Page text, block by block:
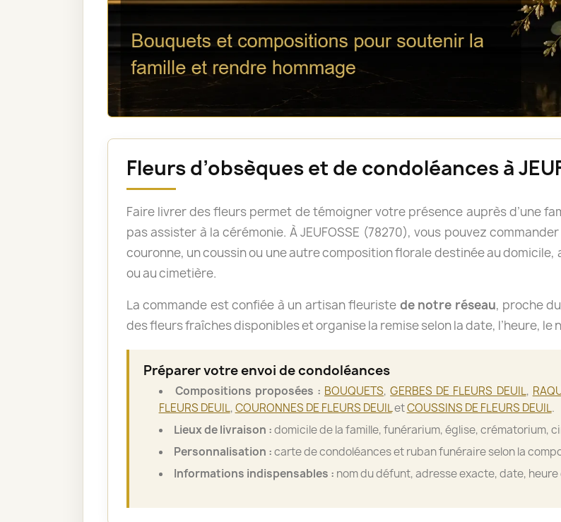
Fleurs d’obsèques et de condoléances à
Faire livrer des fleurs permet de témoigner votre présence auprès d’une
pas assister à la cérémonie. À JEUFOSSE (78270), vous pouvez
couronne, un coussin ou une autre composition florale destinée au
ou au cimetière.
La commande est confiée à un artisan fleuriste de notre réseau, proche
des fleurs fraîches disponibles et organise la remise selon la date, l’heure,
Préparer votre envoi de condoléances
Compositions proposées : BOUQUETS,GERBES DE FLEURS DEUIL,
FLEURS DEUIL,COURONNES DE FLEURS DEUILetCOUSSINS DE FLEURS DEUIL.
Lieux de livraison :domicile de la famille, funérarium, église, crématorium,
Personnalisation :carte de condoléances et ruban funéraire selon la
Informations indispensables : nom du défunt, adresse exacte, date,